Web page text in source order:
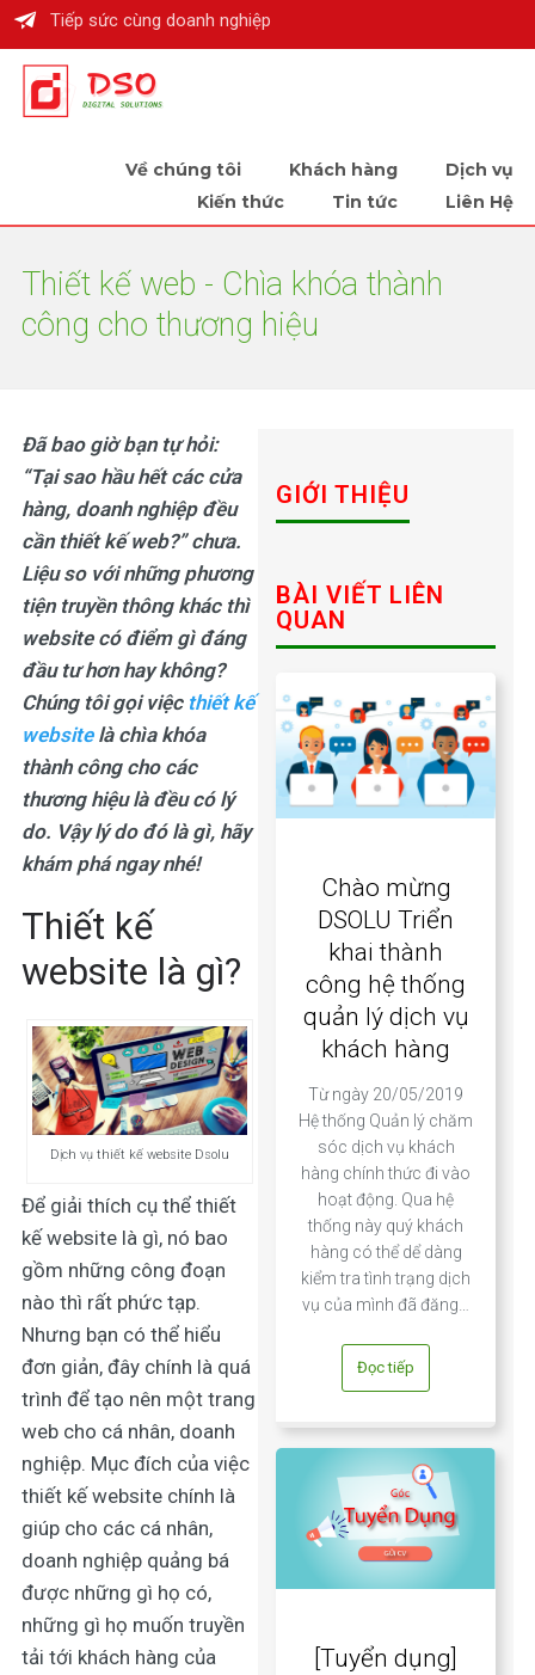
Tiếp sức cùng doanh nghiệp
Về chúng tôi Khách hàng
Dịch vụ
Kiến thức
Tin tức Liên Hệ
Thiết kế web - Chìa khóa thành
công cho thương hiệu
Đã bao giờ bạn tự hỏi:
“Tại sao hầu hết các cửa
hàng, doanh nghiệp đều
cần thiết kế web?” chưa.
Liệu so với những phương
tiện truyền thông khác thì
website có điểm gì đáng
đầu tư hơn hay không?
Chúng tôi gọi việc thiết kế
websitelà chìa khóa
thành công cho các
thương hiệu là đều có lý
do. Vậy lý do đó là gì, hãy
khám phá ngay nhé!
Thiết kế
website là gì?
Dịch vụ thiết kế website Dsolu
Để giải thích cụ thể thiết
kế website là gì, nó bao
gồm những công đoạn
nào thì rất phức tạp.
Nhưng bạn có thể hiểu
đơn giản, đây chính là quá
trình để tạo nên một trang
web cho cá nhân, doanh
nghiệp. Mục đích của việc
thiết kế websitechính là
giúp cho các cá nhân,
doanh nghiệp quảng bá
được những gì họ có,
những gì họ muốn truyền
tải tới khách hàng của
GIỚI THIỆU
BÀI VIẾT LIÊN
QUAN
Chào mừng
DSOLU Triển
khai thành
công hệ thống
quản lý dịch vụ
khách hàng
Từ ngày 20/05/2019
Hệ thống Quản lý chăm
sóc dịch vụ khách
hàng chính thức đi vào
hoạt động. Qua hệ
thống này quý khách
hàng có thể dể dàng
kiểm tra tình trạng dịch
vụ của mình đã đăng…
Đọc tiếp
[Tuyển dụng]